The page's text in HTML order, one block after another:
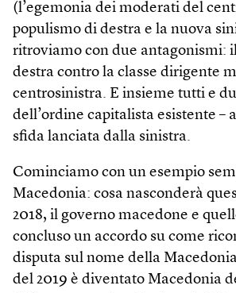
(l’egemonia dei moderati del
populismo di destra e la nuova
ritroviamo con due antagonismi:
destra contro la classe dirigente
centrosinistra. E insieme tutti e
dell’ordine capitalista esistente –
sfida lanciata dalla sinistra.
Cominciamo con un esempio
Macedonia: cosa nasconderà
2018, il governo macedone e
concluso un accordo su come
disputa sul nome della
del 2019 è diventato Macedonia